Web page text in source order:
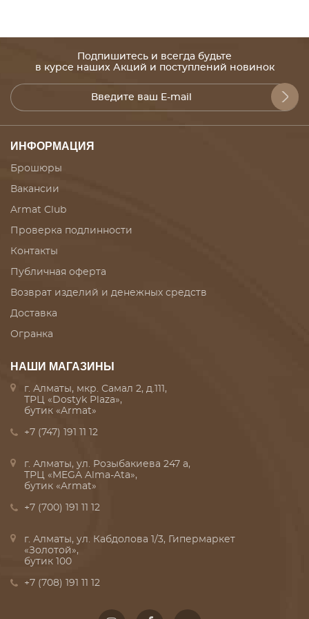
Подпишитесь и всегда будьте
в курсе наших Акций и поступлений новинок
ИНФОРМАЦИЯ
Брошюры
Вакансии
Armat Club
Проверка подлинности
Контакты
Публичная оферта
Возврат изделий и денежных средств
Доставка
Огранка
НАШИ МАГАЗИНЫ
г. Алматы, мкр. Самал 2, д.111,
ТРЦ «Dostyk Plaza»,
бутик «Armat»
+7 (747) 191 11 12
г. Алматы, ул. Розыбакиева 247 а,
ТРЦ «MEGA Alma-Ata»,
бутик «Armat»
+7 (700) 191 11 12
г. Алматы, ул. Кабдолова 1/3, Гипермаркет
«Золотой»,
бутик 100
+7 (708) 191 11 12